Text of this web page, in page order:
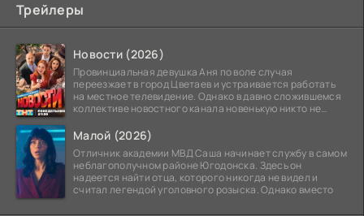
Трейлеры
Новости (2026)
Провинциальная девушка Аня по воле случая
переезжает в город Цветаев и устраивается работать
на местное телевидение. Однако в давно сложившемся
коллективе новостного канала новенькую никто не
Малой (2026)
Отличник академии МВД Саша начинает службу в самом
неблагополучном районе Югодонска. Здесь он
надеется найти отца, которого никогда не видел и
считал легендой уголовного розыска. Однако вместо